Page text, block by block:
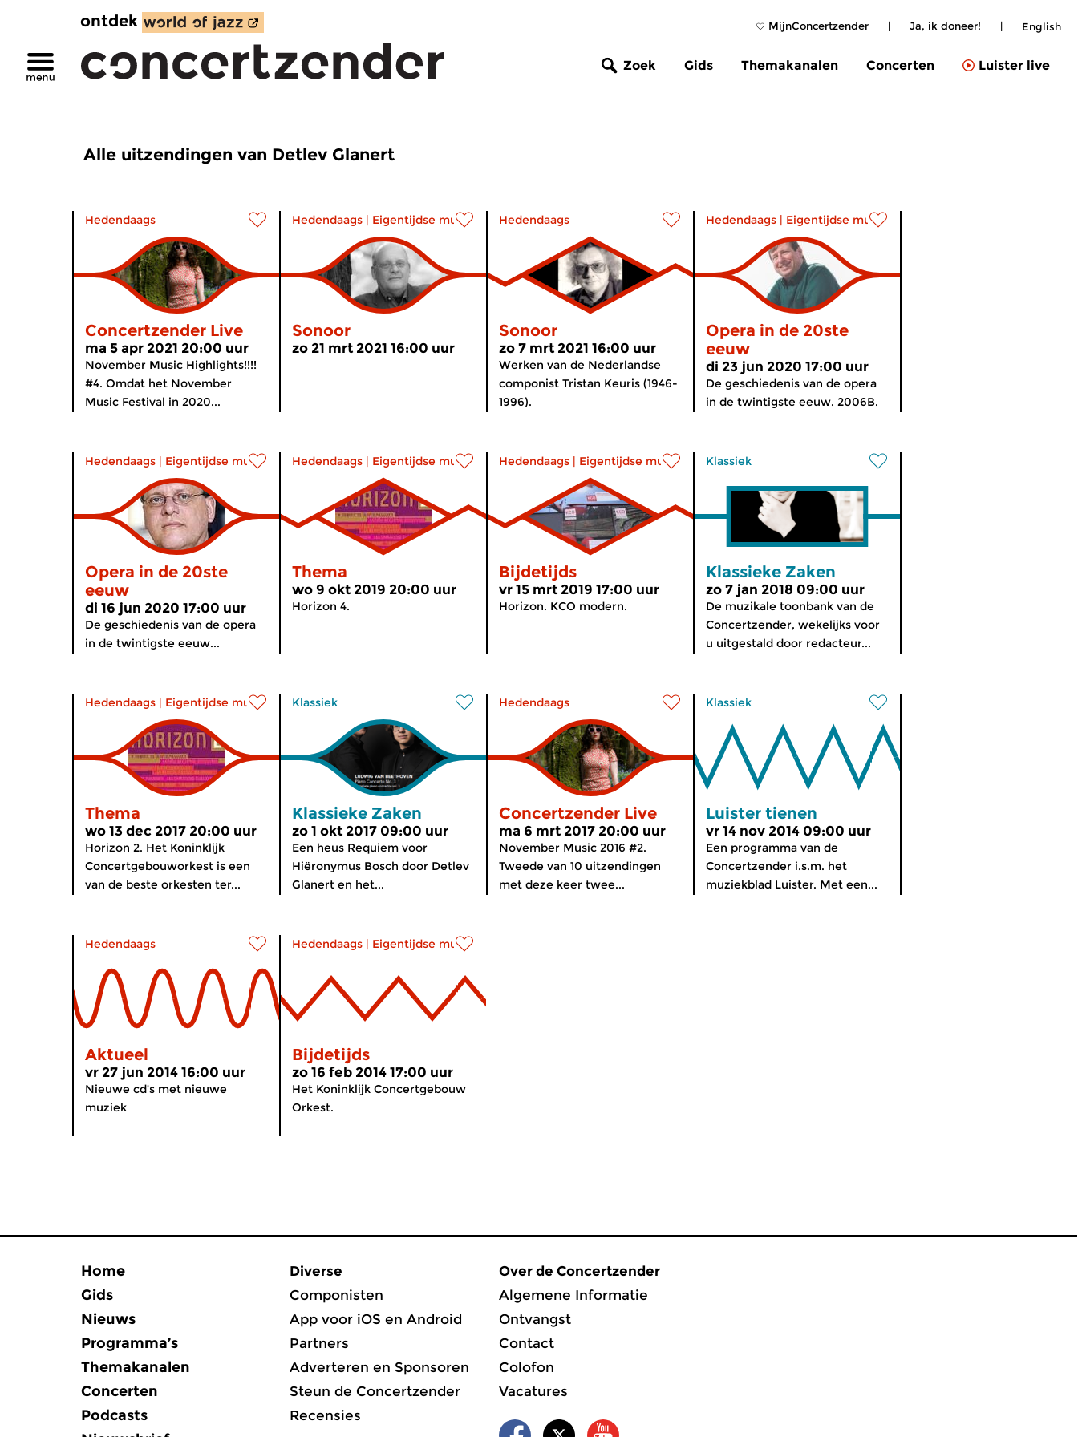
MijnConcertzender | Ja, ik doneer! | English
ontdek
Zoek Gids Themakanalen Concerten Luister live
Alle uitzendingen van Detlev Glanert
Hedendaags
Concertzender Live
ma 5 apr 2021 20:00 uur
November Music Highlights!!!!
#4. Omdat het November
Music Festival in 2020...
Hedendaags | Eigentijdse muziek
Sonoor
zo 21 mrt 2021 16:00 uur
Hedendaags
Sonoor
zo 7 mrt 2021 16:00 uur
Werken van de Nederlandse
componist Tristan Keuris (1946-
1996).
Hedendaags | Eigentijdse muziek
Opera in de 20ste
eeuw
di 23 jun 2020 17:00 uur
De geschiedenis van de opera
in de twintigste eeuw. 2006B.
Hedendaags | Eigentijdse muziek
Opera in de 20ste
eeuw
di 16 jun 2020 17:00 uur
De geschiedenis van de opera
in de twintigste eeuw...
Hedendaags | Eigentijdse muziek
Thema
wo 9 okt 2019 20:00 uur
Horizon 4.
Hedendaags | Eigentijdse muziek
Bijdetijds
vr 15 mrt 2019 17:00 uur
Horizon. KCO modern.
Klassiek
Klassieke Zaken
zo 7 jan 2018 09:00 uur
De muzikale toonbank van de
Concertzender, wekelijks voor
u uitgestald door redacteur...
Hedendaags | Eigentijdse muziek
Thema
wo 13 dec 2017 20:00 uur
Horizon 2. Het Koninklijk
Concertgebouworkest is een
van de beste orkesten ter...
Klassiek
Klassieke Zaken
zo 1 okt 2017 09:00 uur
Een heus Requiem voor
Hiëronymus Bosch door Detlev
Glanert en het...
Hedendaags
Concertzender Live
ma 6 mrt 2017 20:00 uur
November Music 2016 #2.
Tweede van 10 uitzendingen
met deze keer twee...
Klassiek
Luister tienen
vr 14 nov 2014 09:00 uur
Een programma van de
Concertzender i.s.m. het
muziekblad Luister. Met een...
Hedendaags
Aktueel
vr 27 jun 2014 16:00 uur
Nieuwe cd’s met nieuwe
muziek
Hedendaags | Eigentijdse muziek
Bijdetijds
zo 16 feb 2014 17:00 uur
Het Koninklijk Concertgebouw
Orkest.
Home
Gids
Nieuws
Programma’s
Themakanalen
Concerten
Podcasts
Diverse
Componisten
App voor iOS en Android
Partners
Adverteren en Sponsoren
Steun de Concertzender
Recensies
Over de Concertzender
Algemene Informatie
Ontvangst
Contact
Colofon
Vacatures